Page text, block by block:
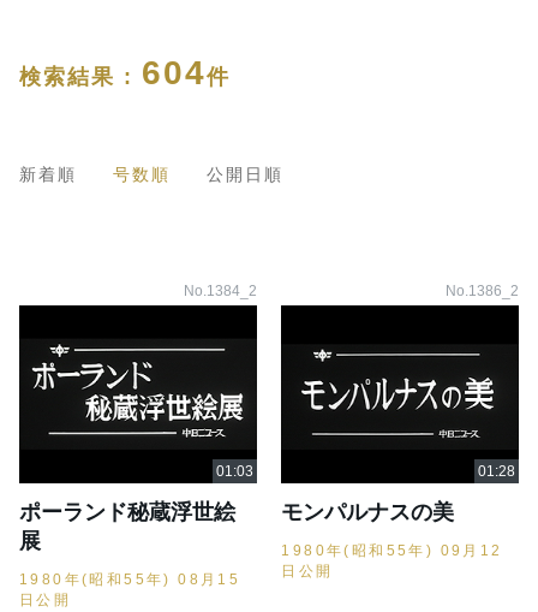
検索結果 : 604件
新着順 号数順 公開日順
No.1384_2
ポーランド秘蔵浮世絵
展
1980年(昭和55年) 08月15
日公開
No.1386_2
モンパルナスの美
1980年(昭和55年) 09月12
日公開